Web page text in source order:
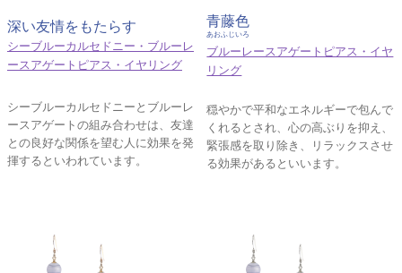
深い友情をもたらす
シーブルーカルセドニー・ブルーレ
ースアゲートピアス・イヤリング
シーブルーカルセドニーとブルーレ
ースアゲートの組み合わせは、友達
との良好な関係を望む人に効果を発
揮するといわれています。
青藤色
あおふじいろ
ブルーレースアゲートピアス・イヤ
リング
穏やかで平和なエネルギーで包んで
くれるとされ、心の高ぶりを抑え、
緊張感を取り除き、リラックスさせ
る効果があるといいます。